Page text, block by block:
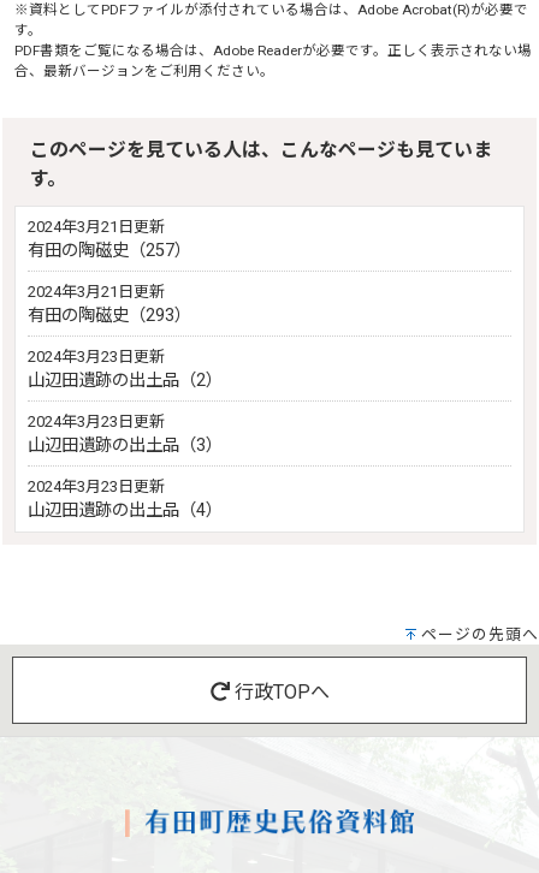
※資料としてPDFファイルが添付されている場合は、Adobe Acrobat(R)が必要で
す。
PDF書類をご覧になる場合は、Adobe Readerが必要です。正しく表示されない場
合、最新バージョンをご利用ください。
このページを見ている人は、こんなページも見ていま
す。
2024年3月21日更新
有田の陶磁史（257）
2024年3月21日更新
有田の陶磁史（293）
2024年3月23日更新
山辺田遺跡の出土品（2）
2024年3月23日更新
山辺田遺跡の出土品（3）
2024年3月23日更新
山辺田遺跡の出土品（4）
ページの先頭へ
行政TOPへ